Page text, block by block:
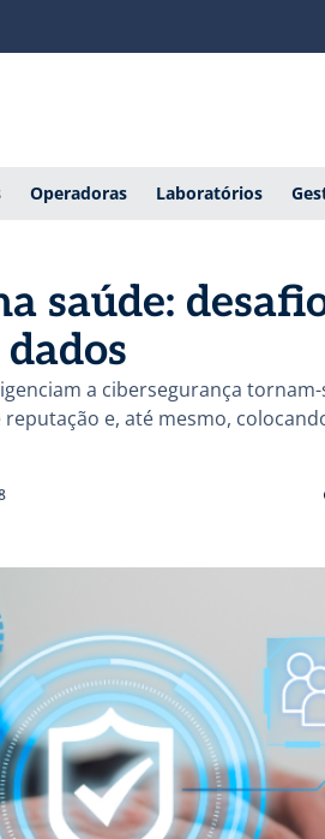
Operadoras Laboratórios
saúde:
a cibersegurança
e, até mesmo,